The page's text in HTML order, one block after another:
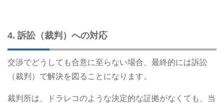
4. 訴訟（裁判）への対応
交渉でどうしても合意に至らない場合、最終的には訴訟
（裁判）で解決を図ることになります。
裁判所は、ドラレコのような決定的な証拠がなくても、当